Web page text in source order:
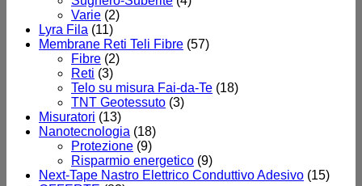
Varie (2)
Lyra Fila (11)
Membrane Reti Teli Fibre (57)
Fibre (2)
Reti (3)
Telo su misura Fai-da-Te (18)
TNT Geotessuto (3)
Misuratori (13)
Nanotecnologia (18)
Protezione (9)
Risparmio energetico (9)
Next-Tape Nastro Elettrico Conduttivo Adesivo (15)